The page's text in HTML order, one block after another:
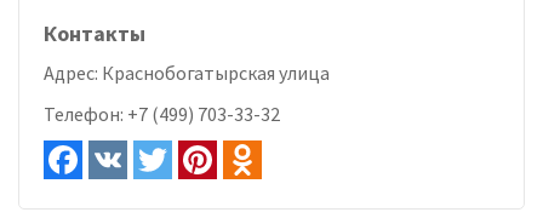
Контакты
Адрес: Краснобогатырская улица
Телефон: +7 (499) 703-33-32